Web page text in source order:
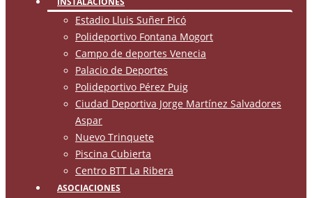
Estadio Lluis Suñer Picó
Polideportivo Fontana Mogort
Campo de deportes Venecia
Palacio de Deportes
Polideportivo Pérez Puig
Ciudad Deportiva Jorge Martínez Salvadores
Aspar
Nuevo Trinquete
Piscina Cubierta
Centro BTT La Ribera
ASOCIACIONES